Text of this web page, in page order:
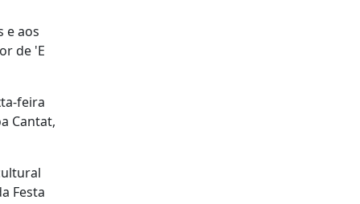
e aos
de 'E
feira
Cantat,
Festa